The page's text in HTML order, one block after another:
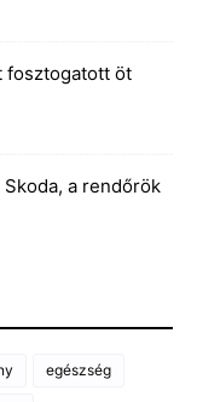
fosztogatott öt
Skoda, a rendőrök
egészség